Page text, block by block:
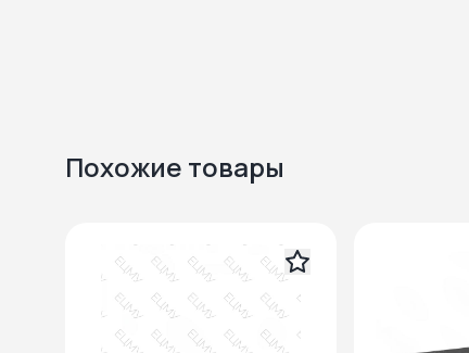
Похожие товары